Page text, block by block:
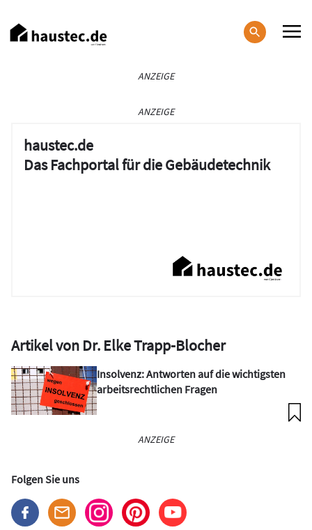
zum
Inhalt
ANZEIGE
ANZEIGE
haustec.de
Das Fachportal für die Gebäudetechnik
Artikel von Dr. Elke Trapp-Blocher
Insolvenz: Antworten auf die wichtigsten
arbeitsrechtlichen Fragen
ANZEIGE
Folgen Sie uns